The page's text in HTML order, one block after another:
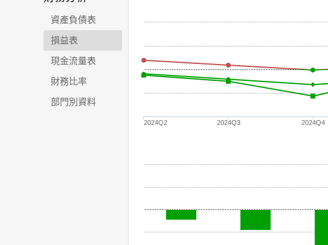
資產負債表
損益表
現金流量表
財務比率
部門別資料
2024Q2 2024Q3 2024Q4